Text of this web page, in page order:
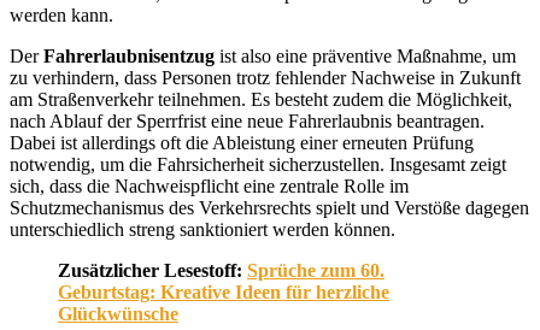
werden kann.
DerFahrerlaubnisentzug ist also eine präventive Maßnahme, um
zu verhindern, dass Personen trotz fehlender Nachweise in Zukunft
am Straßenverkehr teilnehmen. Es besteht zudem die Möglichkeit,
nach Ablauf der Sperrfrist eine neue Fahrerlaubnis beantragen.
Dabei ist allerdings oft die Ableistung einer erneuten Prüfung
notwendig, um die Fahrsicherheit sicherzustellen. Insgesamt zeigt
sich, dass die Nachweispflicht eine zentrale Rolle im
Schutzmechanismus des Verkehrsrechts spielt und Verstöße dagegen
unterschiedlich streng sanktioniert werden können.
Zusätzlicher Lesestoff: Sprüche zum 60.
Geburtstag: Kreative Ideen für herzliche
Glückwünsche